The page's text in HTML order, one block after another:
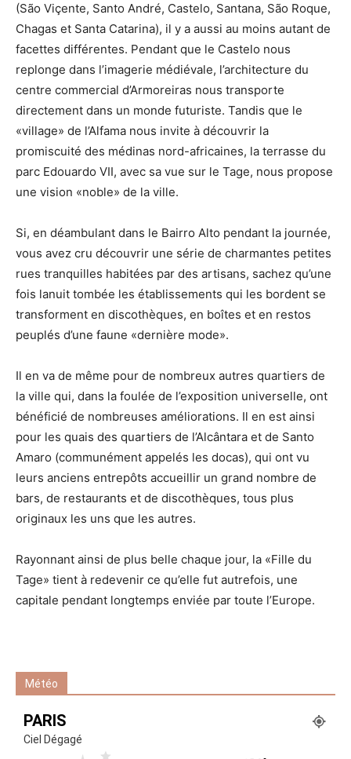
(São Viçente, Santo André, Castelo, Santana, São Roque,
Chagas et Santa Catarina), il y a aussi au moins autant de
facettes différentes. Pendant que le Castelo nous
replonge dans l’imagerie médiévale, l’architecture du
centre commercial d’Armoreiras nous transporte
directement dans un monde futuriste. Tandis que le
«village» de l’Alfama nous invite à découvrir la
promiscuité des médinas nord-africaines, la terrasse du
parc Edouardo VII, avec sa vue sur le Tage, nous propose
une vision «noble» de la ville.
Si, en déambulant dans le Bairro Alto pendant la journée,
vous avez cru découvrir une série de charmantes petites
rues tranquilles habitées par des artisans, sachez qu’une
fois lanuit tombée les établissements qui les bordent se
transforment en discothèques, en boîtes et en restos
peuplés d’une faune «dernière mode».
Il en va de même pour de nombreux autres quartiers de
la ville qui, dans la foulée de l’exposition universelle, ont
bénéficié de nombreuses améliorations. Il en est ainsi
pour les quais des quartiers de l’Alcântara et de Santo
Amaro (communément appelés les docas), qui ont vu
leurs anciens entrepôts accueillir un grand nombre de
bars, de restaurants et de discothèques, tous plus
originaux les uns que les autres.
Rayonnant ainsi de plus belle chaque jour, la «Fille du
Tage» tient à redevenir ce qu’elle fut autrefois, une
capitale pendant longtemps enviée par toute l’Europe.
Météo
PARIS
Ciel Dégagé